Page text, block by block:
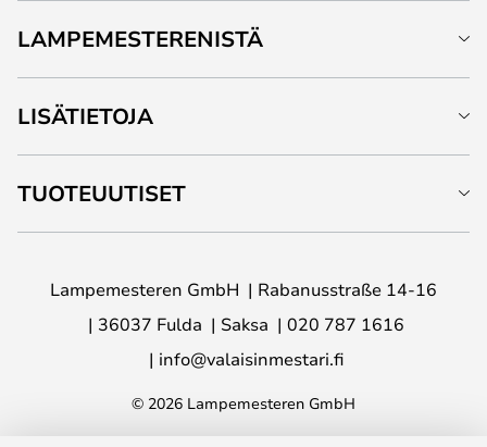
LAMPEMESTERENISTÄ
LISÄTIETOJA
TUOTEUUTISET
Lampemesteren GmbH
Rabanusstraße 14-16
36037 Fulda
Saksa
020 787 1616
info@valaisinmestari.fi
© 2026 Lampemesteren GmbH